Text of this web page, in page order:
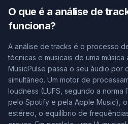
O que é a análise de
funciona?
A análise de tracks é o processo
técnicas e musicais de uma música
MusicPulse passa o seu áudio por
simultâneo. Um motor de
loudness (LUFS, segundo a norma
pelo Spotify e pela Apple Music),
estéreo, o equilíbrio de